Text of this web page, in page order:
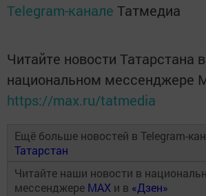
Telegram-канале Татмедиа
Читайте новости Татарстана в
национальном мессенджере
https://max.ru/tatmedia
Ещё больше новостей в Telegram-
Татарстан
Читайте наши новости в
мессенджере MAX и в «Дзен»